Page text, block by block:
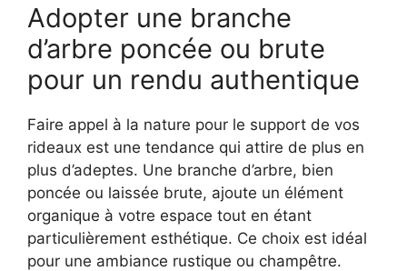
Adopter une branche
d’arbre poncée ou brute
pour un rendu authentique
Faire appel à la nature pour le support de vos
rideaux est une tendance qui attire de plus en
plus d’adeptes. Une branche d’arbre, bien
poncée ou laissée brute, ajoute un élément
organique à votre espace tout en étant
particulièrement esthétique. Ce choix est idéal
pour une ambiance rustique ou champêtre.